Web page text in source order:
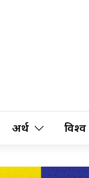
अर्थ विश्व